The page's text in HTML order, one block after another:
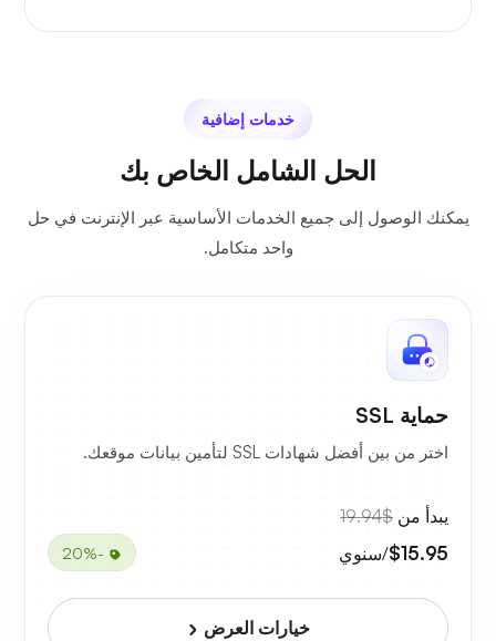
خدمات إضافية
الحل الشامل الخاص بك
يمكنك الوصول إلى جميع الخدمات الأساسية عبر الإنترنت في حل
واحد متكامل.
حماية SSL
اختر من بين أفضل شهادات SSL لتأمين بيانات موقعك.
يبدأ من $19.94
$15.95/سنوي -20%
خيارات العرض